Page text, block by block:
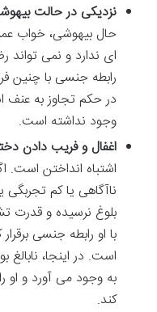
نزدیکی در حالت
حال بیهوشی، خواب
ای ندارد و نمی تواند
رابطه جنسی با چنین
در حکم تجاوز به عنف
وجود نداشته است.
اغفال و فریب دادن
اشتباه انداختن است.
ناآگاهی یا کم
بلوغ نرسیده و قدرت
با او رابطه جنسی
است. در اینجا،
به وجود می آورد و او
کند.